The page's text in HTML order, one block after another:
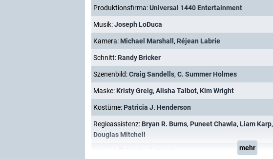
Produktionsfirma:Universal 1440 Entertainment
Musik:Joseph LoDuca
Kamera: Michael Marshall , Réjean Labrie
Schnitt: Randy Bricker
Szenenbild:Craig Sandells, C. Summer Holmes
Maske: Kristy Greig, Alisha Talbot, Kim Wright
Kostüme: Patricia J. Henderson
Regieassistenz: Bryan R. Burns, Puneet Chawla, Liam Karp,
Douglas Mitchell
mehr